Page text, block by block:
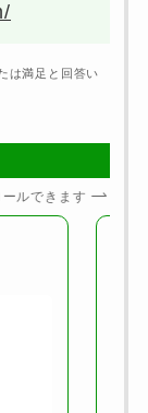
は満足と回答い
ルできます